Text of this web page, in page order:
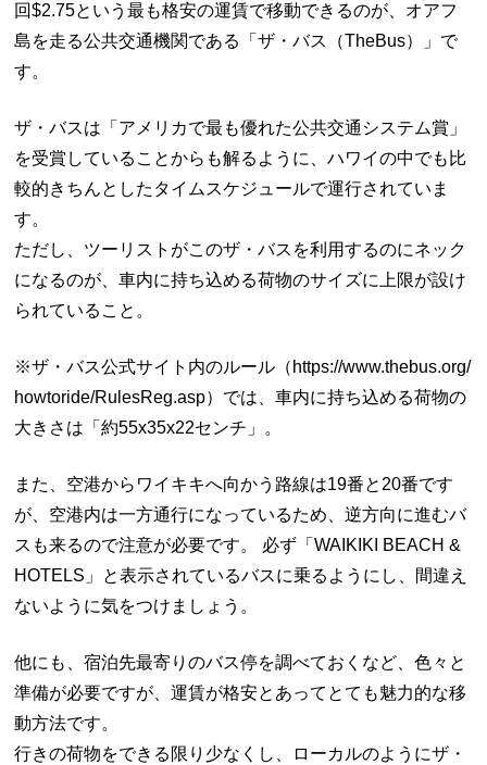
回$2.75という最も格安の運賃で移動できるのが、オアフ
島を走る公共交通機関である「ザ・バス（TheBus）」で
す。
ザ・バスは「アメリカで最も優れた公共交通システム賞」
を受賞していることからも解るように、ハワイの中でも比
較的きちんとしたタイムスケジュールで運行されていま
す。
ただし、ツーリストがこのザ・バスを利用するのにネック
になるのが、車内に持ち込める荷物のサイズに上限が設け
られていること。
※ザ・バス公式サイト内のルール（https://www.thebus.org/
howtoride/RulesReg.asp）では、車内に持ち込める荷物の
大きさは「約55x35x22センチ」。
また、空港からワイキキへ向かう路線は19番と20番です
が、空港内は一方通行になっているため、逆方向に進むバ
スも来るので注意が必要です。 必ず「WAIKIKI BEACH &
HOTELS」と表示されているバスに乗るようにし、間違え
ないように気をつけましょう。
他にも、宿泊先最寄りのバス停を調べておくなど、色々と
準備が必要ですが、運賃が格安とあってとても魅力的な移
動方法です。
行きの荷物をできる限り少なくし、ローカルのようにザ・